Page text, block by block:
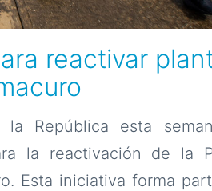
reactivar
República esta
la reactivación de la
Esta iniciativa forma